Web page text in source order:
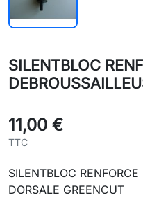
SILENTBLOC
11,00 €
TTC
SILENTBLOC
DORSALE GREENCUT